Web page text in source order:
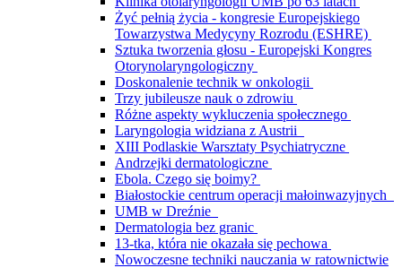
Żyć pełnią życia - kongresie Europejskiego
Towarzystwa Medycyny Rozrodu (ESHRE)
Sztuka tworzenia głosu - Europejski Kongres
Otorynolaryngologiczny
Doskonalenie technik w onkologii
Trzy jubileusze nauk o zdrowiu
Różne aspekty wykluczenia społecznego
Laryngologia widziana z Austrii
XIII Podlaskie Warsztaty Psychiatryczne
Andrzejki dermatologiczne
Ebola. Czego się boimy?
Białostockie centrum operacji małoinwazyjnych
UMB w Dreźnie
Dermatologia bez granic
13-tka, która nie okazała się pechowa
Nowoczesne techniki nauczania w ratownictwie